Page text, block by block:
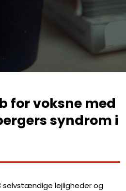
for voksne med
syndrom i
selvstændige lejligheder og